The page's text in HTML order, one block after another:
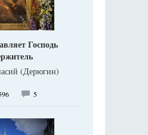
Господь
(Дерюгин)
5